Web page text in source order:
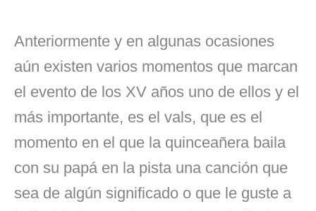
Anteriormente y en algunas ocasiones
aún existen varios momentos que marcan
el evento de los XV años uno de ellos y el
más importante, es el vals, que es el
momento en el que la quinceañera baila
con su papá en la pista una canción que
sea de algún significado o que le guste a